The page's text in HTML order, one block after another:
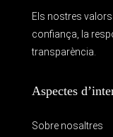
Els nostres
confiança, la
transparència.
Aspectes
Sobre nosaltres